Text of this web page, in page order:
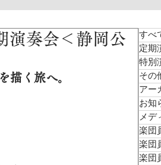
演奏会＜静岡公
描く旅へ。
すべ
定期
特別
その
アー
お知
メデ
楽団
楽団
楽団